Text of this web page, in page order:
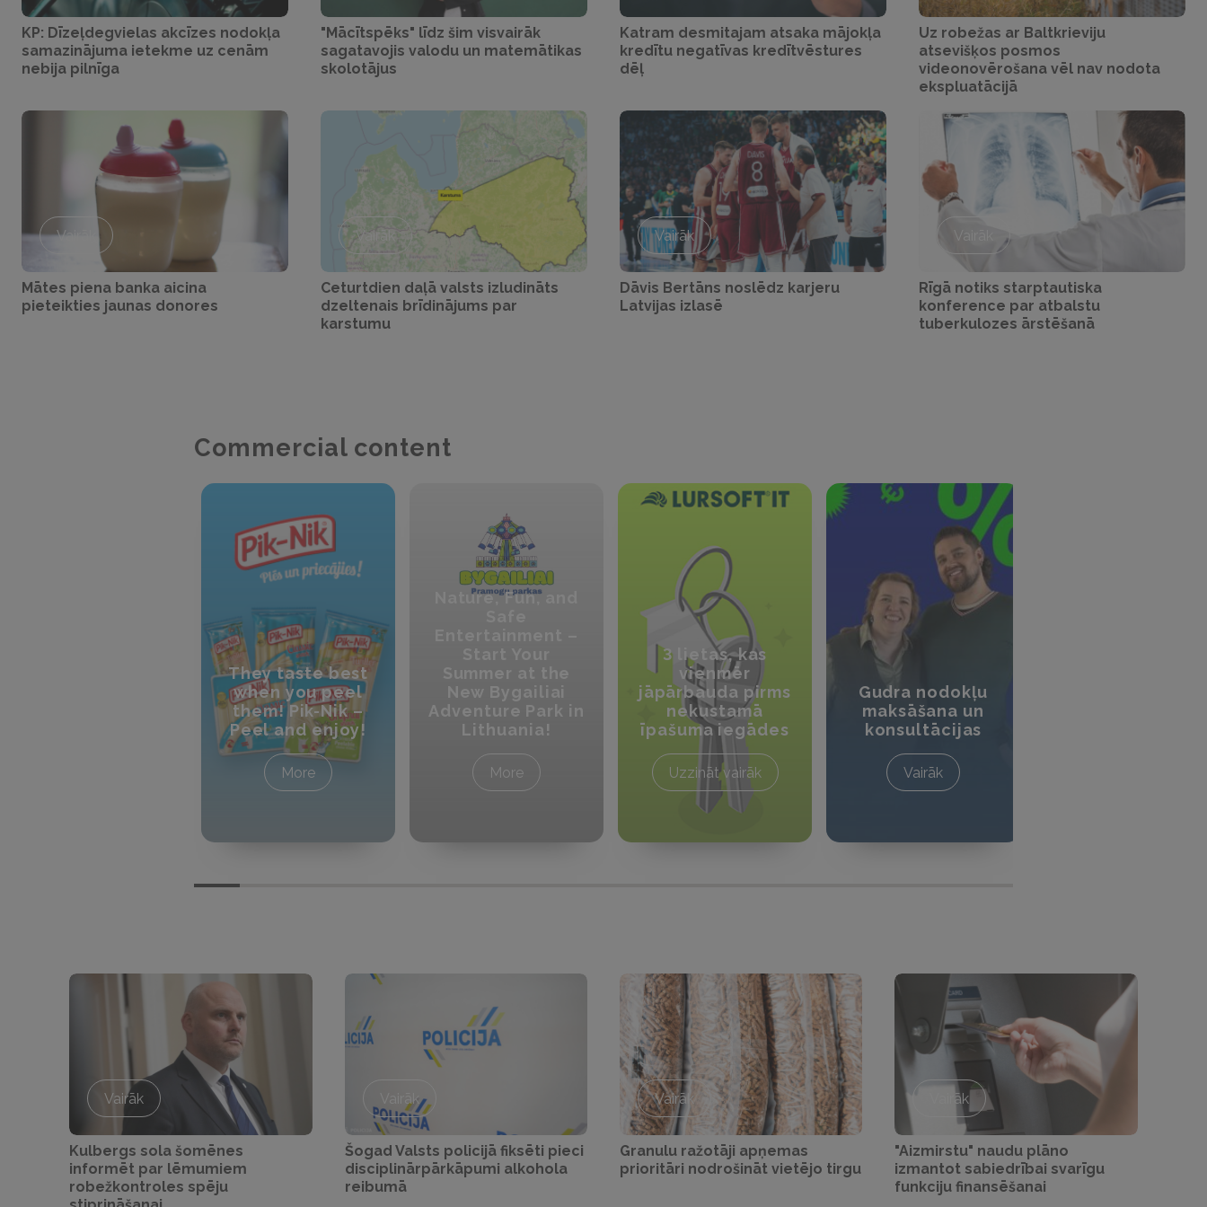
KP: Dīzeļdegvielas akcīzes nodokļa
samazinājuma ietekme uz cenām
nebija pilnīga
"Mācītspēks" līdz šim visvairāk
sagatavojis valodu un matemātikas
skolotājus
Katram desmitajam atsaka mājokļa
kredītu negatīvas kredītvēstures
dēļ
Uz robežas ar Baltkrieviju
atsevišķos posmos
videonovērošana vēl nav nodota
ekspluatācijā
Vairāk
Mātes piena banka aicina
pieteikties jaunas donores
Vairāk
Ceturtdien daļā valsts izludināts
dzeltenais brīdinājums par
karstumu
Vairāk
Dāvis Bertāns noslēdz karjeru
Latvijas izlasē
Vairāk
Rīgā notiks starptautiska
konference par atbalstu
tuberkulozes ārstēšanā
Commercial content
They taste best
when you peel
them! Pik-Nik –
Peel and enjoy!
More
Nature, Fun, and
New Bygailiai
Adventure Park in
Lithuania!
More
3 lietas, kas
vienmēr
jāpārbauda pirms
nekustamā
īpašuma iegādes
Uzzināt vairāk
Gudra nodokļu
maksāšana un
konsultācijas
Vairāk
Vairāk
Kulbergs sola šomēnes
informēt par lēmumiem
robežkontroles spēju
Vairāk
Šogad Valsts policijā fiksēti pieci
disciplinārpārkāpumi alkohola
reibumā
Vairāk
Granulu ražotāji apņemas
prioritāri nodrošināt vietējo tirgu
Vairāk
"Aizmirstu" naudu plāno
izmantot sabiedrībai svarīgu
funkciju finansēšanai